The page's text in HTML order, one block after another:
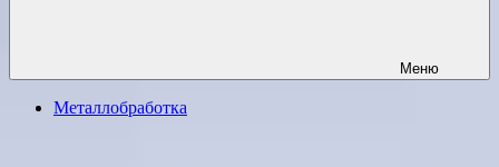
Меню
Металлобработка